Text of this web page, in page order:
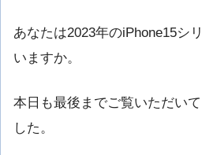
あなたは2023年のiPhone15シ
いますか。
本日も最後までご覧いただい
した。